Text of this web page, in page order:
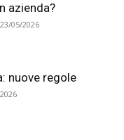
azienda?
23/05/2026
nuove regole